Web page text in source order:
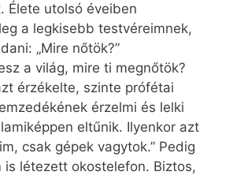
Élete utolsó éveiben
a legkisebb testvéreimnek,
„Mire nőtök?”
a világ, mire ti megnőtök?
érzékelte, szinte prófétai
érzelmi és lelki
eltűnik. Ilyenkor azt
csak gépek vagytok.” Pedig
is létezett okostelefon. Biztos,